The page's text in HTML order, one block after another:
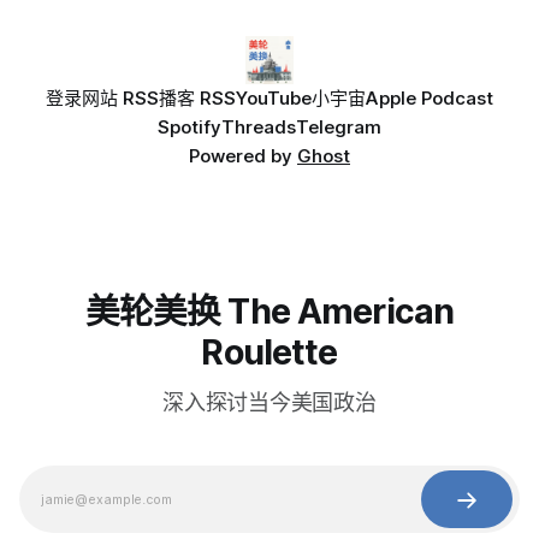
登录网站 RSS播客 RSSYouTube小宇宙Apple Podcast
SpotifyThreadsTelegram
Powered by Ghost
美轮美换 The American
Roulette
深入探讨当今美国政治